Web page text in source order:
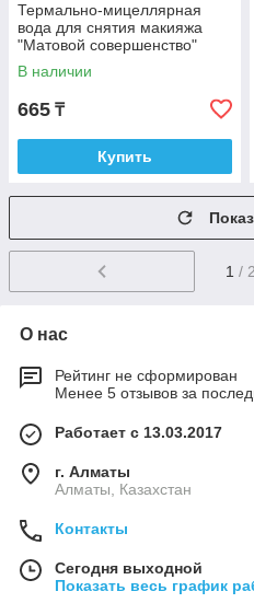
Термально-мицеллярная
вода для снятия макияжа
"Матовой совершенство"
Pure Harmony 300мл
В наличии
665 ₸
Купить
1 /
О нас
Рейтинг не сформирован
Менее 5 отзывов за
Работает с 13.03.2017
г. Алматы
Алматы, Казахстан
Контакты
Сегодня выходной
Показать весь график